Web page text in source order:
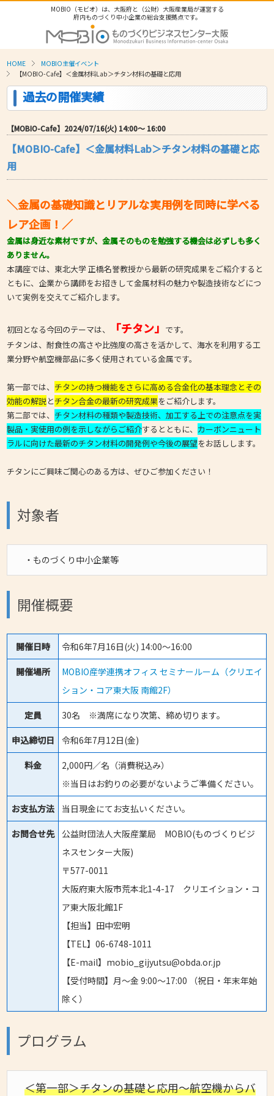
MOBIO（モビオ）は、大阪府と（公財）大阪産業局が運営する
府内ものづくり中小企業の総合支援拠点です。
HOME
MOBIO主催イベント
【MOBIO-Cafe】＜金属材料Lab＞チタン材料の基礎と応用
過去の開催実績
【MOBIO-Cafe】2024/07/16(火) 14:00〜 16:00
【MOBIO-Cafe】＜金属材料Lab＞チタン材料の基礎と応
用
＼金属の基礎知識とリアルな実用例を同時に学べる
レア企画！／
金属は身近な素材ですが、金属そのものを勉強する機会は必ずしも多く
ありません。
本講座では、東北大学 正橋名誉教授から最新の研究成果をご紹介すると
ともに、企業から講師をお招きして金属材料の魅力や製造技術などにつ
いて実例を交えてご紹介します。
初回となる今回のテーマは、 「チタン」 です。
チタンは、耐食性の高さや比強度の高さを活かして、海水を利用する工
業分野や航空機部品に多く使用されている金属です。
第一部では、 チタンの持つ機能をさらに高める合金化の基本理念とその
効能の解説とチタン合金の最新の研究成果をご紹介します。
第二部では、 チタン材料の種類や製造技術、加工する上での注意点を実
製品・実使用の例を示しながらご紹介するとともに、 カーボンニュート
ラルに向けた最新のチタン材料の開発例や今後の展望をお話しします。
チタンにご興味ご関心のある方は、ぜひご参加ください！
対象者
・ものづくり中小企業等
開催概要
開催日時 令和6年7月16日(火) 14:00～16:00
開催場所
MOBIO産学連携オフィス セミナールーム（クリエイ
ション・コア東大阪 南館2F）
定員 30名 ※満席になり次第、締め切ります。
申込締切日 令和6年7月12日(金)
料金
2,000円／名（消費税込み）
※当日はお釣りの必要がないようご準備ください。
お支払方法 当日現金にてお支払いください。
お問合せ先
公益財団法人大阪産業局 MOBIO(ものづくりビジ
ネスセンター大阪)
〒577-0011
大阪府東大阪市荒本北1-4-17 クリエイション・コ
ア東大阪北館1F
【担当】田中宏明
【TEL】06-6748-1011
【E-mail】mobio_gijyutsu@obda.or.jp
【受付時間】月〜金 9:00〜17:00 （祝日・年末年始
除く）
プログラム
＜第一部＞チタンの基礎と応用～航空機からバ